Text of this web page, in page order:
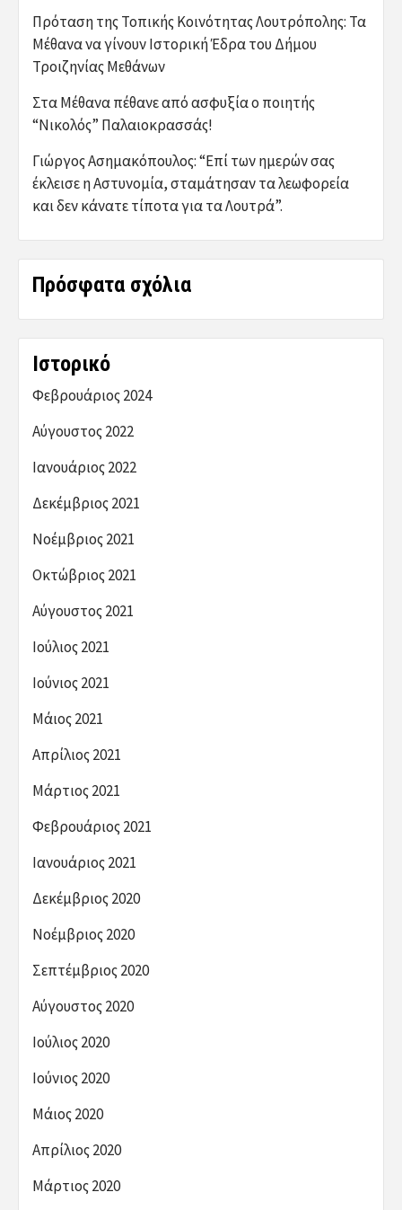
Πρόταση της Τοπικής Κοινότητας Λουτρόπολης: Τα
Μέθανα να γίνουν Ιστορική Έδρα του Δήμου
Τροιζηνίας Μεθάνων
Στα Μέθανα πέθανε από ασφυξία ο ποιητής
“Νικολός” Παλαιοκρασσάς!
Γιώργος Ασημακόπουλος: “Επί των ημερών σας
έκλεισε η Αστυνομία, σταμάτησαν τα λεωφορεία
και δεν κάνατε τίποτα για τα Λουτρά”.
Πρόσφατα σχόλια
Ιστορικό
Φεβρουάριος 2024
Αύγουστος 2022
Ιανουάριος 2022
Δεκέμβριος 2021
Νοέμβριος 2021
Οκτώβριος 2021
Αύγουστος 2021
Ιούλιος 2021
Ιούνιος 2021
Μάιος 2021
Απρίλιος 2021
Μάρτιος 2021
Φεβρουάριος 2021
Ιανουάριος 2021
Δεκέμβριος 2020
Νοέμβριος 2020
Σεπτέμβριος 2020
Αύγουστος 2020
Ιούλιος 2020
Ιούνιος 2020
Μάιος 2020
Απρίλιος 2020
Μάρτιος 2020